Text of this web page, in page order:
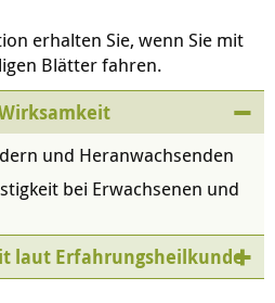
erhalten Sie, wenn Sie mit
Blätter fahren.
und Heranwachsenden
bei Erwachsenen und
laut Erfahrungsheilkunde